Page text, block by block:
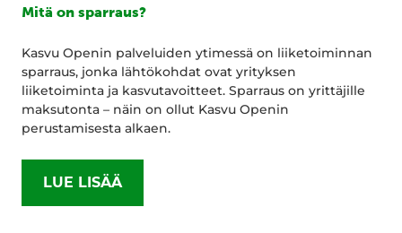
Mitä on sparraus?
Kasvu Openin palveluiden ytimessä on liiketoiminnan
sparraus, jonka lähtökohdat ovat yrityksen
liiketoiminta ja kasvutavoitteet. Sparraus on yrittäjille
maksutonta – näin on ollut Kasvu Openin
perustamisesta alkaen.
LUE LISÄÄ